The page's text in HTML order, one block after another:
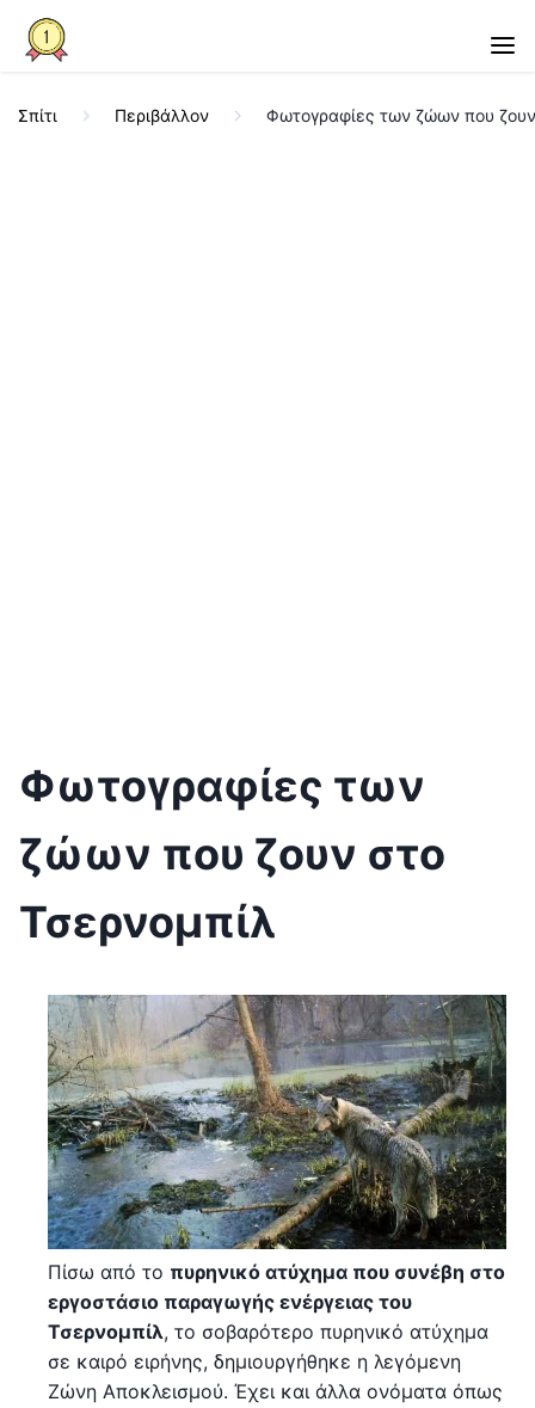
Σπίτι Περιβάλλον Φωτογραφίες των ζώων που
Φωτογραφίες των
ζώων που ζουν στο
Τσερνομπίλ
Πίσω από το πυρηνικό ατύχημα που συνέβη στο
εργοστάσιο παραγωγής ενέργειας του
Τσερνομπίλ, το σοβαρότερο πυρηνικό ατύχημα
σε καιρό ειρήνης, δημιουργήθηκε η λεγόμενη
Ζώνη Αποκλεισμού. Έχει και άλλα ονόματα όπως